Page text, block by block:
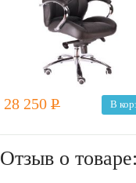
28 250 Р В
Отзыв о